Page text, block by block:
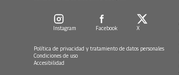
Instagram Facebook X
Política de privacidad y tratamiento de datos personales
Condiciones de uso
Accesibilidad